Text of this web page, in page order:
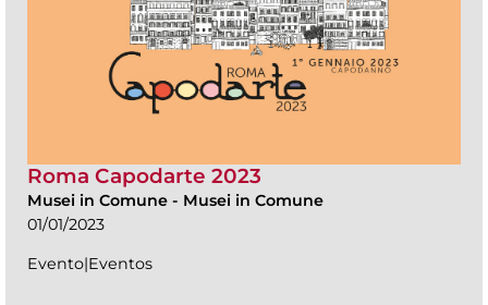
Roma Capodarte 2023
Musei in Comune - Musei in Comune
01/01/2023
Evento|Eventos